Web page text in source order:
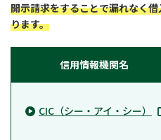
開示請求をすることで漏れなく
ります。
信用情報機関名
CIC（シー・アイ・シー）